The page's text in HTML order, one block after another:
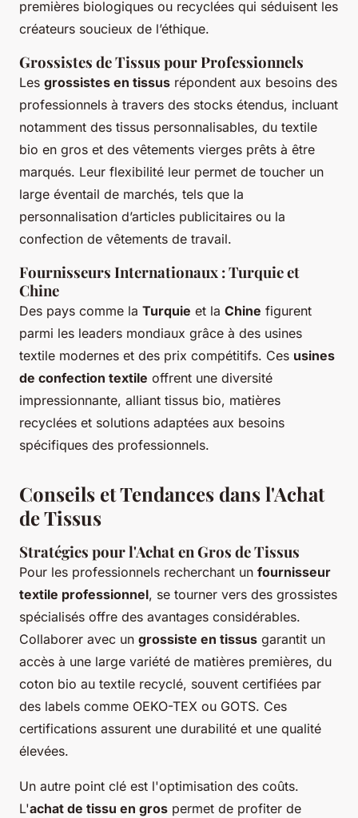
premières biologiques ou recyclées qui séduisent les
créateurs soucieux de l’éthique.
Grossistes de Tissus pour Professionnels
Les grossistes en tissus répondent aux besoins des
professionnels à travers des stocks étendus, incluant
notamment des tissus personnalisables, du textile
bio en gros et des vêtements vierges prêts à être
marqués. Leur flexibilité leur permet de toucher un
large éventail de marchés, tels que la
personnalisation d’articles publicitaires ou la
confection de vêtements de travail.
Fournisseurs Internationaux : Turquie et
Chine
Des pays comme la Turquie et la Chine figurent
parmi les leaders mondiaux grâce à des usines
textile modernes et des prix compétitifs. Ces usines
de confection textile offrent une diversité
impressionnante, alliant tissus bio, matières
recyclées et solutions adaptées aux besoins
spécifiques des professionnels.
Conseils et Tendances dans l'Achat
de Tissus
Stratégies pour l'Achat en Gros de Tissus
Pour les professionnels recherchant un fournisseur
textile professionnel, se tourner vers des grossistes
spécialisés offre des avantages considérables.
Collaborer avec un grossiste en tissus garantit un
accès à une large variété de matières premières, du
coton bio au textile recyclé, souvent certifiées par
des labels comme OEKO-TEX ou GOTS. Ces
certifications assurent une durabilité et une qualité
élevées.
Un autre point clé est l'optimisation des coûts.
L'achat de tissu en gros permet de profiter de